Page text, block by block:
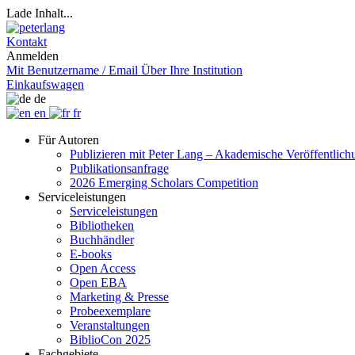
Lade Inhalt...
Kontakt
Anmelden
Mit Benutzername / Email Über Ihre Institution
Einkaufswagen
de
en
fr
Für Autoren
Publizieren mit Peter Lang – Akademische
Publikationsanfrage
2026 Emerging Scholars Competition
Serviceleistungen
Serviceleistungen
Bibliotheken
Buchhändler
E-books
Open Access
Open EBA
Marketing & Presse
Probeexemplare
Veranstaltungen
BiblioCon 2025